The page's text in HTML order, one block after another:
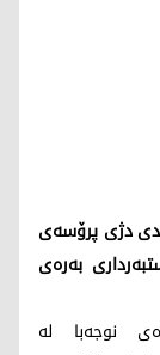
دژی پرۆسەی
بەرەی
بزووتنەوەی نوجەبا لە